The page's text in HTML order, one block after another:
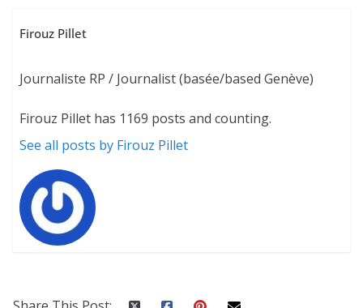
Firouz Pillet
Journaliste RP / Journalist (basée/based Genève)
Firouz Pillet has 1169 posts and counting.
See all posts by Firouz Pillet